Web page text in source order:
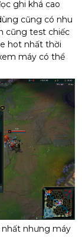
ghi khá cao
cũng có nhu
cũng test chiếc
hot nhất thời
máy có thể
nhất nhưng máy